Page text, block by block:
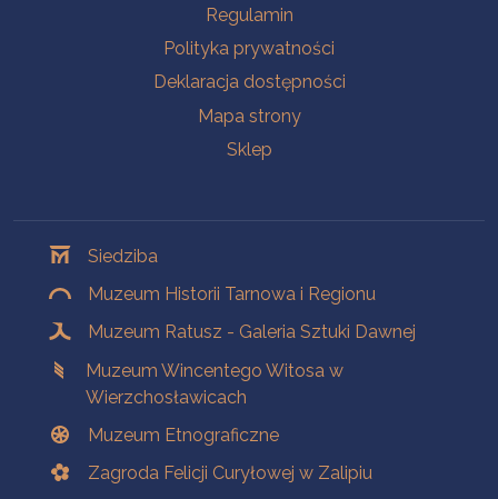
Regulamin
Polityka prywatności
Deklaracja dostępności
Mapa strony
Sklep
Siedziba
Muzeum Historii Tarnowa i Regionu
Muzeum Ratusz - Galeria Sztuki Dawnej
Muzeum Wincentego Witosa w
Wierzchosławicach
Muzeum Etnograficzne
Zagroda Felicji Curyłowej w Zalipiu